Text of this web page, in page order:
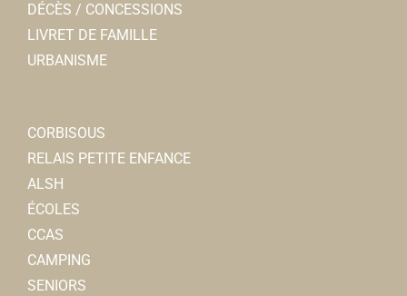
DÉCÈS / CONCESSIONS
LIVRET DE FAMILLE
URBANISME
CORBISOUS
RELAIS PETITE ENFANCE
ALSH
ÉCOLES
CCAS
CAMPING
SENIORS